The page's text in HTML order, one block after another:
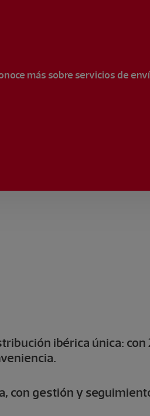
más sobre servicios de
ibérica única:
con gestión y